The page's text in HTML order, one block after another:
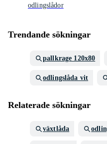
odlingslådor
Trendande sökningar
pallkrage 120x80
odlingslåda vit
Relaterade sökningar
växtlåda